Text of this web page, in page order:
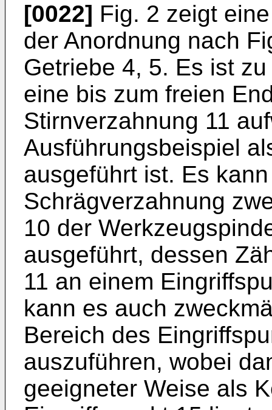
[0022] Fig. 2 zeigt
der Anordnung nach
Getriebe 4, 5. Es ist
eine bis zum freien
Stirnverzahnung 11
Ausführungsbeispiel
ausgeführt ist. Es
Schrägverzahnung
10 der
ausgeführt, dessen
11 an einem
kann es auch
Bereich des
auszuführen, wobei
geeigneter Weise als